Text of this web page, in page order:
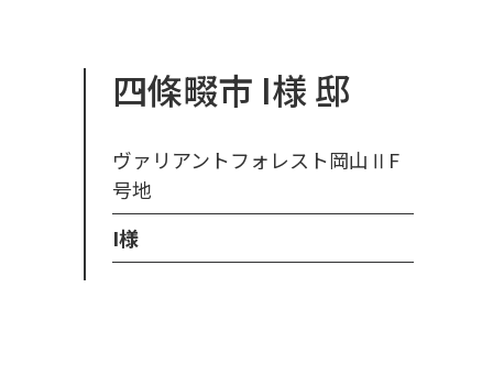
四條畷市 I様 邸
ヴァリアントフォレスト岡山ⅡF
号地
I様